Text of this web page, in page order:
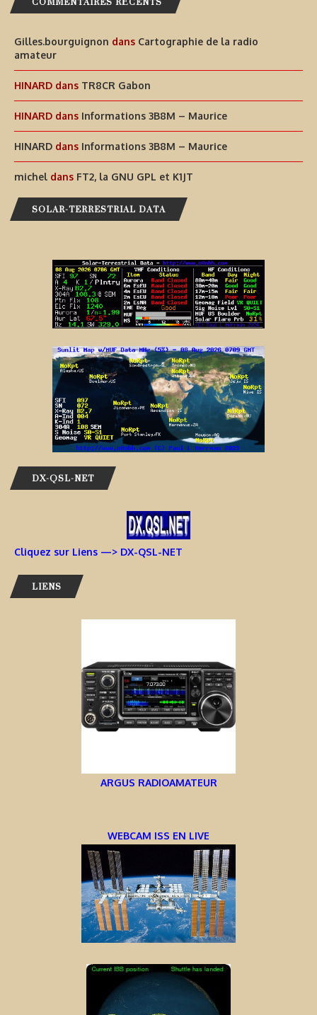
Gilles.bourguignon dans Cartographie de la radio
amateur
HINARD dans TR8CR Gabon
HINARD dans Informations 3B8M – Maurice
HINARD dans Informations 3B8M – Maurice
michel dans FT2, la GNU GPL et K1JT
SOLAR-TERRESTRIAL DATA
DX-QSL-NET
Cliquez sur Liens —> DX-QSL-NET
LIENS
ARGUS RADIOAMATEUR
WEBCAM ISS EN LIVE